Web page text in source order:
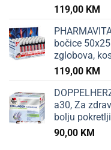
119,00 KM
bočice
zglobova,
119,00 KM
a30, Za
bolju
90,00 KM